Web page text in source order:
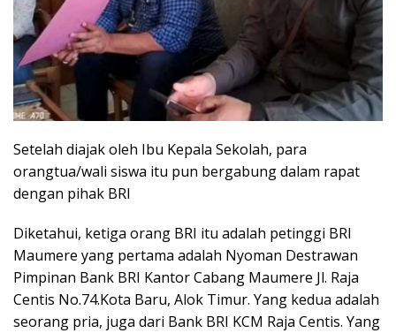
Setelah diajak oleh Ibu Kepala Sekolah, para
orangtua/wali siswa itu pun bergabung dalam rapat
dengan pihak BRI
Diketahui, ketiga orang BRI itu adalah petinggi BRI
Maumere yang pertama adalah Nyoman Destrawan
Pimpinan Bank BRI Kantor Cabang Maumere Jl. Raja
Centis No.74.Kota Baru, Alok Timur. Yang kedua adalah
seorang pria, juga dari Bank BRI KCM Raja Centis. Yang